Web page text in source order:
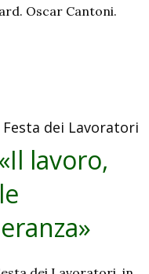
Oscar Cantoni.
dei Lavoratori
lavoro,